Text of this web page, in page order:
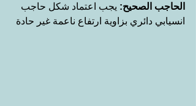
الحاجب الصحيح: يجب اعتماد شكل حاجب
انسيابي دائري بزاوية ارتفاع ناعمة غير حادة